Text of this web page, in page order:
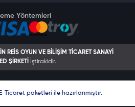
Yöntemleri
REİS OYUN VE BİLİŞİM TİCARET SANAYİ
ŞİRKETİ
İştirakidir.
Ticaret paketleri ile hazırlanmıştır.